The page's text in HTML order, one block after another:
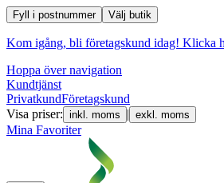
Fyll i postnummer Välj butik
Kom igång, bli företagskund idag! Klicka
Hoppa över navigation
Kundtjänst
PrivatkundFöretagskund
Visa priser: inkl. moms | exkl. moms
Mina Favoriter